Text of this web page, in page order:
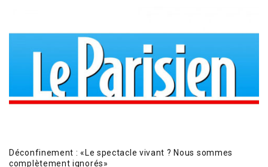
Déconfinement : «Le spectacle vivant ? Nous sommes
complètement ignorés»